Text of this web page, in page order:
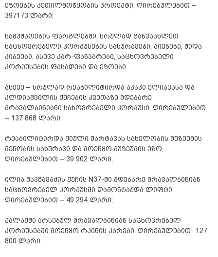
ეზოების კეთილმოწყობის პროექტი, ღირებულებით –
397173 ლარი;
სამუშაოების ფარგლებში, სრულად განვაახლეთ
საცხოვრებელი კორპუსების სახურავები, აივნები, შიდა
კიბეები, ასევე კარ-ფანჯარები, საცხოვრებელი
კორპუსების ფასადები და ეზოები.
ასევე – სრულად რეაბილიტირდა აკაკი ელიავასა და
კლდიაშვილის ქუჩების კვეთაზე მდებარე
მრავალბინიანი სახოვრებელი კორპუსი, ღირებულებით
– 137 868 ლარი;
რეაბილიტირდა ჟიული შარტავას სახელობის მუზეუმის
შენობის სახურავი და მოეწყო მუზეუმის ეზო,
ღირებულებით – 39 902 ლარი;
ილია ჭავჭავაძის ქუჩის N37-ში მდებარე მრავალბინიან
საცხოვრებელ კორპუსში დამონტაჟდა ლიფტი,
ღირებულებით – 49 294 ლარი;
ქალაქში არსებულ მრავალბინიან საცხოვრებელ
კორპუსებში მოეწყო რკინის კარები, ღირებულებით- 127
800 ლარი.